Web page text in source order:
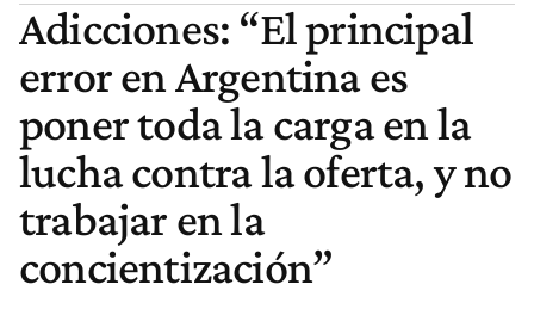
Adicciones: “El principal
error en Argentina es
poner toda la carga en la
lucha contra la oferta, y no
trabajar en la
concientización”